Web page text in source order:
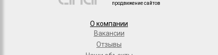
продвижение сайтов
О компании
Вакансии
Отзывы